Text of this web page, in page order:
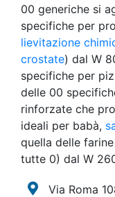
00 generiche si
specifiche per
lievitazione
crostate) dal W
specifiche per
delle 00
rinforzate che
ideali per babà,
quella delle
tutte 0) dal W
Via Roma